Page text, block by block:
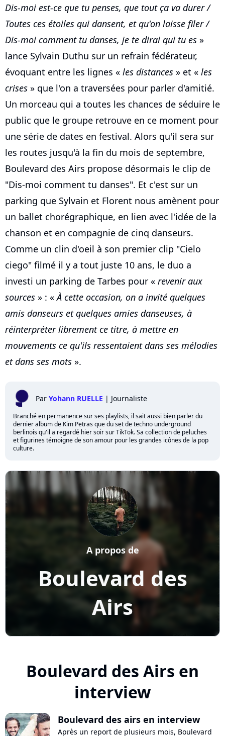
Dis-moi est-ce que tu penses, que tout ça va durer /
Toutes ces étoiles qui dansent, et qu'on laisse filer /
Dis-moi comment tu danses, je te dirai qui tu es »
lance Sylvain Duthu sur un refrain fédérateur,
évoquant entre les lignes « les distances » et « les
crises » que l'on a traversées pour parler d'amitié.
Un morceau qui a toutes les chances de séduire le
public que le groupe retrouve en ce moment pour
une série de dates en festival. Alors qu'il sera sur
les routes jusqu'à la fin du mois de septembre,
Boulevard des Airs propose désormais le clip de
"Dis-moi comment tu danses". Et c'est sur un
parking que Sylvain et Florent nous amènent pour
un ballet chorégraphique, en lien avec l'idée de la
chanson et en compagnie de cinq danseurs.
Comme un clin d'oeil à son premier clip "Cielo
ciego" filmé il y a tout juste 10 ans, le duo a
investi un parking de Tarbes pour « revenir aux
sources » : «À cette occasion, on a invité quelques
amis danseurs et quelques amies danseuses, à
réinterpréter librement ce titre, à mettre en
mouvements ce qu'ils ressentaient dans ses mélodies
et dans ses mots ».
Par Yohann RUELLE | Journaliste
Branché en permanence sur ses playlists, il sait aussi bien parler du
dernier album de Kim Petras que du set de techno underground
berlinois qu'il a regardé hier soir sur TikTok. Sa collection de peluches
et figurines témoigne de son amour pour les grandes icônes de la pop
culture.
Boulevard des
Airs
A propos de
Boulevard des Airs en
interview
Boulevard des airs en interview
Après un report de plusieurs mois, Boulevard